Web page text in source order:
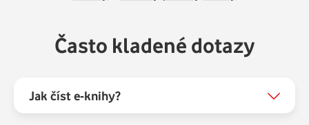
Rolling Stone
„Fantastický svět, stejnou měrou brutální i něžný.
Často kladené dotazy
Jak číst e-knihy?